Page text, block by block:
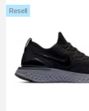
Resell